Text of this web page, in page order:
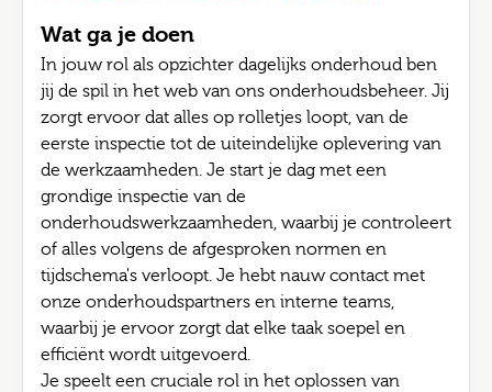
Wat ga je doen
In jouw rol als opzichter dagelijks onderhoud ben
jij de spil in het web van ons onderhoudsbeheer. Jij
zorgt ervoor dat alles op rolletjes loopt, van de
eerste inspectie tot de uiteindelijke oplevering van
de werkzaamheden. Je start je dag met een
grondige inspectie van de
onderhoudswerkzaamheden, waarbij je controleert
of alles volgens de afgesproken normen en
tijdschema's verloopt. Je hebt nauw contact met
onze onderhoudspartners en interne teams,
waarbij je ervoor zorgt dat elke taak soepel en
efficiënt wordt uitgevoerd.
Je speelt een cruciale rol in het oplossen van